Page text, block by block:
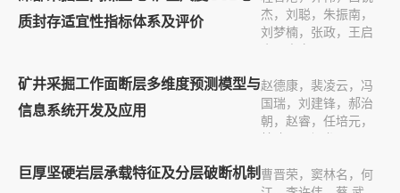
质封存适宜性指标体系及评价
杰，刘聪，朱振南，
刘梦楠，张政，王启
矿井采掘工作面断层多维度预测模型与
信息系统开发及应用
赵德康，裴凌云，冯
国瑞，刘建锋，郝治
朝，赵睿，任培元，
巨厚坚硬岩层承载特征及分层破断机制 曹晋荣，窦林名，何